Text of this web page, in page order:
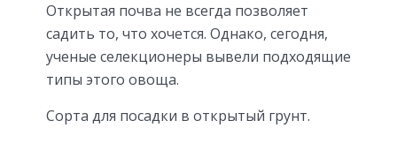
Открытая почва не всегда позволяет
садить то, что хочется. Однако, сегодня,
ученые селекционеры вывели подходящие
типы этого овоща.
Сорта для посадки в открытый грунт.